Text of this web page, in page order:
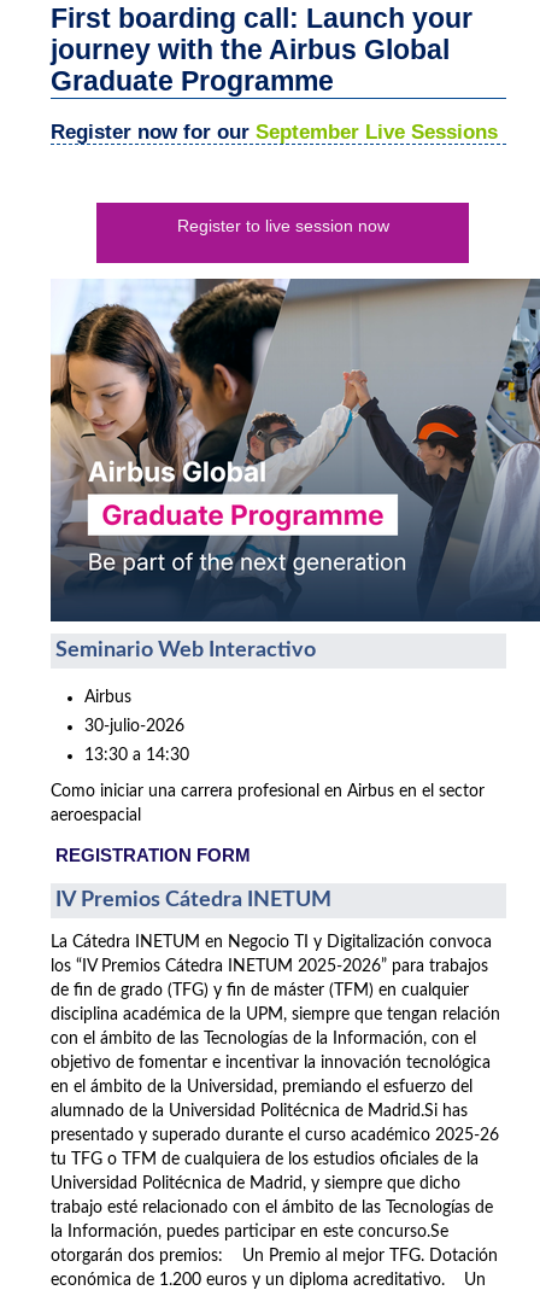
First boarding call: Launch your
journey with the Airbus Global
Graduate Programme
Register now for our September Live Sessions
Register to live session now
Seminario Web Interactivo
Airbus
30-julio-2026
13:30 a 14:30
Como iniciar una carrera profesional en Airbus en el sector
aeroespacial
REGISTRATION FORM
IV Premios Cátedra INETUM
La Cátedra INETUM en Negocio TI y Digitalización convoca
los “IV Premios Cátedra INETUM 2025-2026” para trabajos
de fin de grado (TFG) y fin de máster (TFM) en cualquier
disciplina académica de la UPM, siempre que tengan relación
con el ámbito de las Tecnologías de la Información, con el
objetivo de fomentar e incentivar la innovación tecnológica
en el ámbito de la Universidad, premiando el esfuerzo del
alumnado de la Universidad Politécnica de Madrid.Si has
presentado y superado durante el curso académico 2025-26
tu TFG o TFM de cualquiera de los estudios oficiales de la
Universidad Politécnica de Madrid, y siempre que dicho
trabajo esté relacionado con el ámbito de las Tecnologías de
la Información, puedes participar en este concurso.Se
otorgarán dos premios: Un Premio al mejor TFG. Dotación
económica de 1.200 euros y un diploma acreditativo. Un